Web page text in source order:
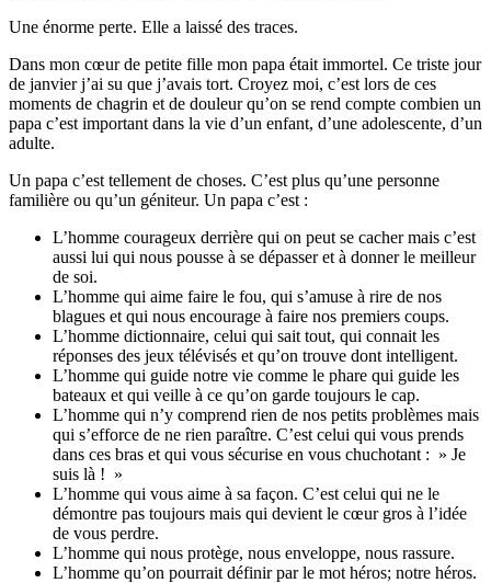
Une énorme perte. Elle a laissé des traces.
Dans mon cœur de petite fille mon papa était immortel. Ce triste jour
de janvier j’ai su que j’avais tort. Croyez moi, c’est lors de ces
moments de chagrin et de douleur qu’on se rend compte combien un
papa c’est important dans la vie d’un enfant, d’une adolescente, d’un
adulte.
Un papa c’est tellement de choses. C’est plus qu’une personne
familière ou qu’un géniteur. Un papa c’est :
L’homme courageux derrière qui on peut se cacher mais c’est
aussi lui qui nous pousse à se dépasser et à donner le meilleur
de soi.
L’homme qui aime faire le fou, qui s’amuse à rire de nos
blagues et qui nous encourage à faire nos premiers coups.
L’homme dictionnaire, celui qui sait tout, qui connait les
réponses des jeux télévisés et qu’on trouve dont intelligent.
L’homme qui guide notre vie comme le phare qui guide les
bateaux et qui veille à ce qu’on garde toujours le cap.
L’homme qui n’y comprend rien de nos petits problèmes mais
qui s’efforce de ne rien paraître. C’est celui qui vous prends
dans ces bras et qui vous sécurise en vous chuchotant : » Je
suis là ! »
L’homme qui vous aime à sa façon. C’est celui qui ne le
démontre pas toujours mais qui devient le cœur gros à l’idée
de vous perdre.
L’homme qui nous protège, nous enveloppe, nous rassure.
L’homme qu’on pourrait définir par le mot héros; notre héros.